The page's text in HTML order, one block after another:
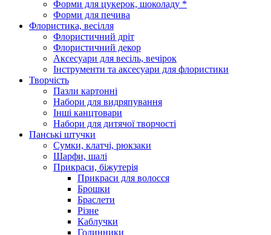
Форми для цукерок, шоколаду *
Форми для печива
Флористика, весілля
Флористичний дріт
Флористичний декор
Аксесуари для весіль, вечірок
Інструменти та аксесуари для флористики
Творчість
Пазли картонні
Набори для видряпування
Інші канцтовари
Набори для дитячої творчості
Панські штучки
Сумки, клатчі, рюкзаки
Шарфи, шалі
Прикраси, біжутерія
Прикраси для волосся
Брошки
Браслети
Різне
Каблучки
Годинники